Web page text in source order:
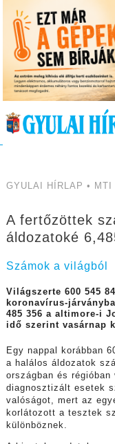
GYULAI HÍRLAP • MTI
A fertőzöttek
áldozatoké
Számok a világból
Világszerte 600 545
koronavírus-
485 356 a altimore-i
idő szerint vasárnap
Egy nappal korábban
a halálos áldozatok
országban és
diagnosztizált esetek
valóságot, mert az
korlátozott a tesztek
különböznek.